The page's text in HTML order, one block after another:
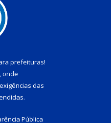
prefeituras!
onde
das
Pública